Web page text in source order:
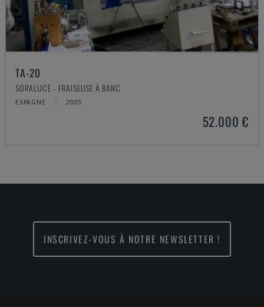
TA-20
SORALUCE - FRAISEUSE À BANC
ESPAGNE 2005
52.000 €
INSCRIVEZ-VOUS À NOTRE NEWSLETTER !